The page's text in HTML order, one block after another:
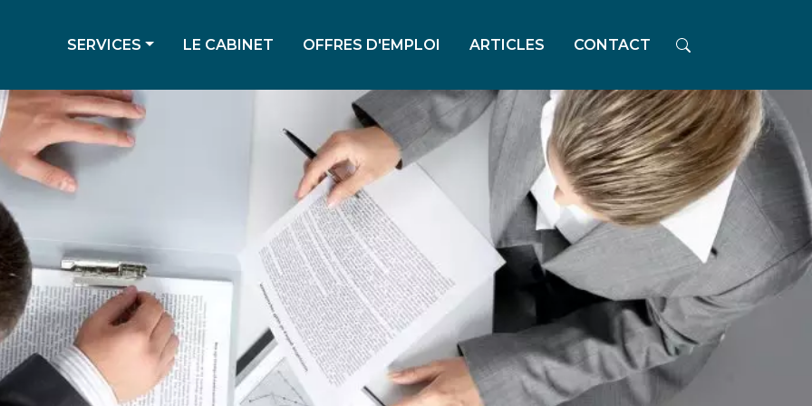
SERVICES LE CABINET OFFRES D'EMPLOI ARTICLES CONTACT